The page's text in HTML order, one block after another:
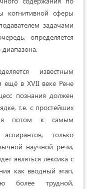
когнитивной сферы
задачами
определяется
диапазона.
известным
ещё в XVII веке Рене
познания должен
т.е. с простейших
потом к самым
только
научной речи,
являться лексика с
как вводный этап,
более трудной,